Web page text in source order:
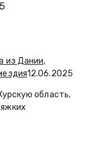
из Дании,
12.06.2025
область,